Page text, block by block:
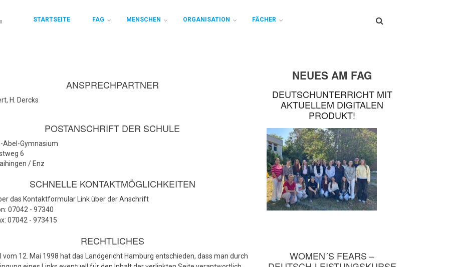
STARTSEITE FAG MENSCHEN ORGANISATION FÄCHER
ANSPRECHPARTNER
H. Dercks
POSTANSCHRIFT DER SCHULE
Abel-Gymnasium
6
/ Enz
SCHNELLE KONTAKTMÖGLICHKEITEN
das Kontaktformular Link über der Anschrift
07042 - 97340
07042 - 973415
RECHTLICHES
vom 12. Mai 1998 hat das Landgericht Hamburg entschieden, dass man durch
NEUES AM FAG
DEUTSCHUNTERRICHT MIT
AKTUELLEM DIGITALEN
PRODUKT!
WOMEN´S FEARS –